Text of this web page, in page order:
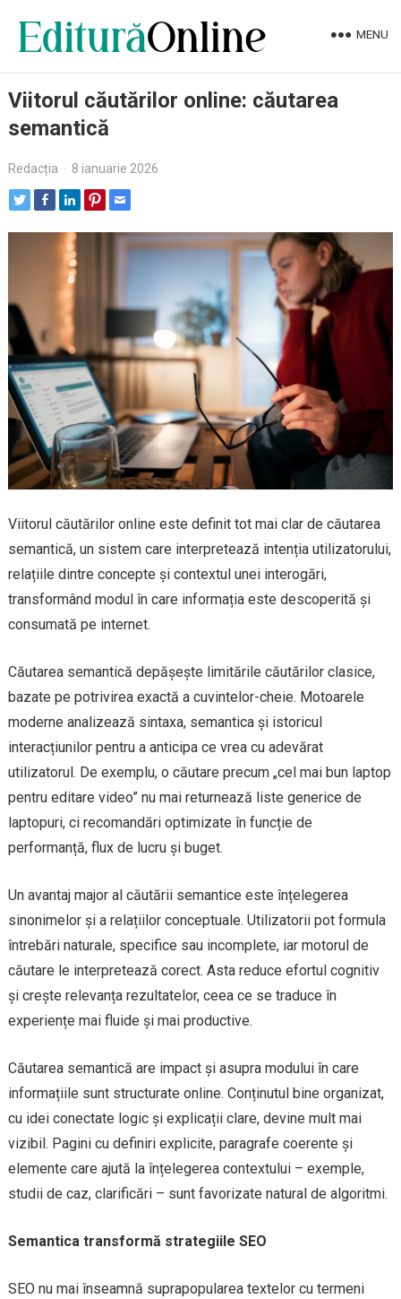
MENU
Viitorul căutărilor online: căutarea
semantică
Redacția · 8 ianuarie 2026
Viitorul căutărilor online este definit tot mai clar de căutarea
semantică, un sistem care interpretează intenția utilizatorului,
relațiile dintre concepte și contextul unei interogări,
transformând modul în care informația este descoperită și
consumată pe internet.
Căutarea semantică depășește limitările căutărilor clasice,
bazate pe potrivirea exactă a cuvintelor-cheie. Motoarele
moderne analizează sintaxa, semantica și istoricul
interacțiunilor pentru a anticipa ce vrea cu adevărat
utilizatorul. De exemplu, o căutare precum „cel mai bun laptop
pentru editare video” nu mai returnează liste generice de
laptopuri, ci recomandări optimizate în funcție de
performanță, flux de lucru și buget.
Un avantaj major al căutării semantice este înțelegerea
sinonimelor și a relațiilor conceptuale. Utilizatorii pot formula
întrebări naturale, specifice sau incomplete, iar motorul de
căutare le interpretează corect. Asta reduce efortul cognitiv
și crește relevanța rezultatelor, ceea ce se traduce în
experiențe mai fluide și mai productive.
Căutarea semantică are impact și asupra modului în care
informațiile sunt structurate online. Conținutul bine organizat,
cu idei conectate logic și explicații clare, devine mult mai
vizibil. Pagini cu definiri explicite, paragrafe coerente și
elemente care ajută la înțelegerea contextului – exemple,
studii de caz, clarificări – sunt favorizate natural de algoritmi.
Semantica transformă strategiile SEO
SEO nu mai înseamnă suprapopularea textelor cu termeni